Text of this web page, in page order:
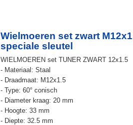
Wielmoeren set zwart
speciale sleutel
WIELMOEREN set TUNER ZWART 12x1.5
- Materiaal: Staal
- Draadmaat: M12x1.5
- Type: 60° conisch
- Diameter kraag: 20 mm
- Hoogte: 33 mm
- Diepte: 32.5 mm